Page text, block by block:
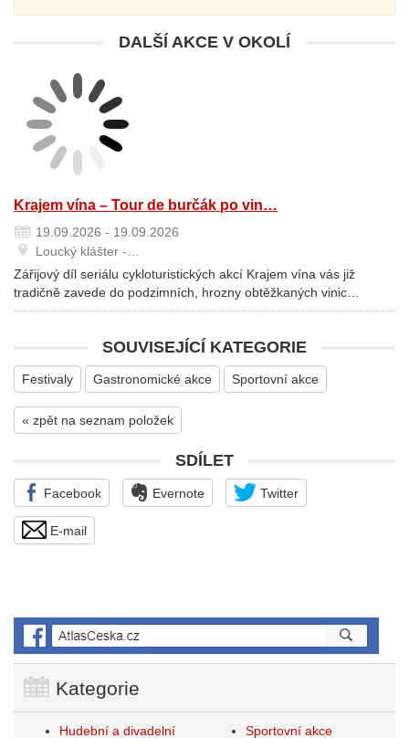
DALŠÍ AKCE V OKOLÍ
Krajem vína – Tour de burčák po vin…
19.09.2026 - 19.09.2026
Loucký klášter -…
Zářijový díl seriálu cykloturistických akcí Krajem vína vás již
tradičně zavede do podzimních, hrozny obtěžkaných vinic…
SOUVISEJÍCÍ KATEGORIE
Festivaly Gastronomické akce Sportovní akce
« zpět na seznam položek
SDÍLET
Facebook Evernote Twitter
E-mail
Kategorie
Hudební a divadelní Sportovní akce